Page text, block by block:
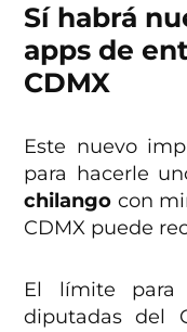
Sí habrá
apps de
CDMX
Este nuevo
para hacerle
chilango con
CDMX puede
El límite
diputadas del